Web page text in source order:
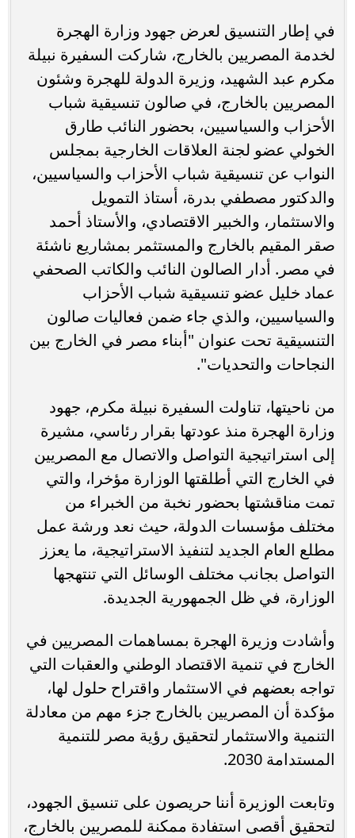
في إطار التنسيق لعرض جهود وزارة الهجرة
لخدمة المصريين بالخارج، شاركت السفيرة نبيلة
مكرم عبد الشهيد، وزيرة الدولة للهجرة وشئون
المصريين بالخارج، في صالون تنسيقية شباب
الأحزاب والسياسيين، بحضور النائب طارق
الخولي عضو لجنة العلاقات الخارجية بمجلس
النواب عن تنسيقية شباب الأحزاب والسياسيين،
والدكتور مصطفي بدرة، أستاذ التمويل
والاستثمار، والخبير الاقتصادي، والأستاذ أحمد
صقر المقيم بالخارج والمستثمر بمشاريع ناشئة
في مصر. أدار الصالون النائب والكاتب الصحفي
عماد خليل عضو تنسيقية شباب الأحزاب
والسياسيين، والذي جاء ضمن فعاليات صالون
التنسيقية تحت عنوان "أبناء مصر في الخارج بين
النجاحات والتحديات".
من ناحيتها، تناولت السفيرة نبيلة مكرم، جهود
وزارة الهجرة منذ عودتها بقرار رئاسي، مشيرة
إلى استراتيجية التواصل والاتصال مع المصريين
في الخارج التي أطلقتها الوزارة مؤخرا، والتي
تمت مناقشتها بحضور نخبة من الخبراء من
مختلف مؤسسات الدولة، حيث نعد ورشة عمل
مطلع العام الجديد لتنفيذ الاستراتيجية، ما يعزز
التواصل بجانب مختلف الوسائل التي تنتهجها
الوزارة، في ظل الجمهورية الجديدة.
وأشادت وزيرة الهجرة بمساهمات المصريين في
الخارج في تنمية الاقتصاد الوطني والعقبات التي
تواجه بعضهم في الاستثمار واقتراح حلول لها،
مؤكدة أن المصريين بالخارج جزء مهم من معادلة
التنمية والاستثمار لتحقيق رؤية مصر للتنمية
المستدامة 2030.
وتابعت الوزيرة أننا حريصون على تنسيق الجهود،
لتحقيق أقصى استفادة ممكنة للمصريين بالخارج،